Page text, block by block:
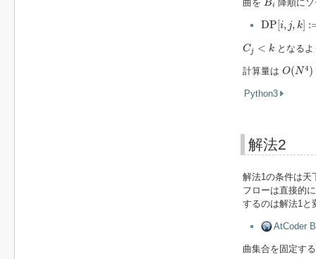
曲を Bi 降順に
DP[i, j, k] :
DP[i,j k :=
Cj < k
Cj k となる
計算量は O(N4)
O(N4)
Python3
解法2
解法1の条件は天
フローは直接的
するのは解法1と
AtCoder
曲集合を固定す